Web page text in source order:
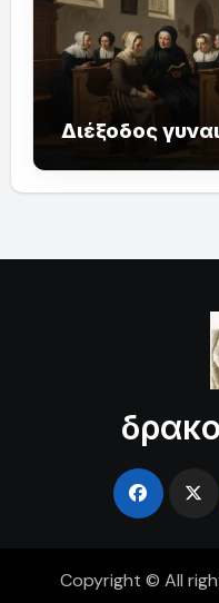
Διέξοδος
Copyright © All